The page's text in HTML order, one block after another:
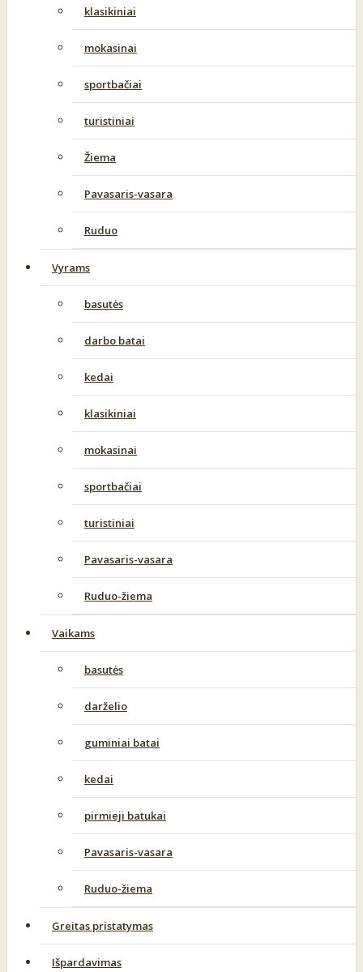
klasikiniai
mokasinai
sportbačiai
turistiniai
Žiema
Pavasaris-vasara
Ruduo
Vyrams
basutės
darbo batai
kedai
klasikiniai
mokasinai
sportbačiai
turistiniai
Pavasaris-vasara
Ruduo-žiema
Vaikams
basutės
darželio
guminiai batai
kedai
pirmieji batukai
Pavasaris-vasara
Ruduo-žiema
Greitas pristatymas
Išpardavimas